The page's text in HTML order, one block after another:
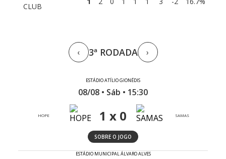
CLUB
‹ 3ª RODADA ›
ESTÁDIO ATÍLIO GIONÉDIS
08/08 • Sáb • 15:30
HOPE 1 x 0 SAMAS
SOBRE O JOGO
ESTÁDIO MUNICIPAL ÁLVARO ALVES